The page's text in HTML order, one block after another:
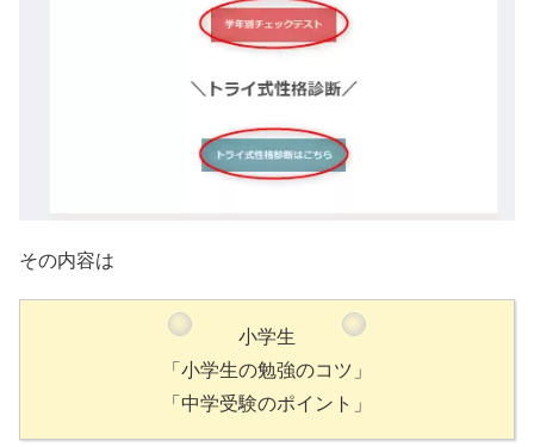
その内容は
小学生
「小学生の勉強のコツ」
「中学受験のポイント」